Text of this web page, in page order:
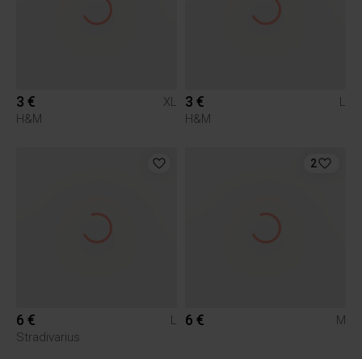
3 €
XL
H&M
3 €
L
H&M
6 €
L
Stradivarius
2
6 € M